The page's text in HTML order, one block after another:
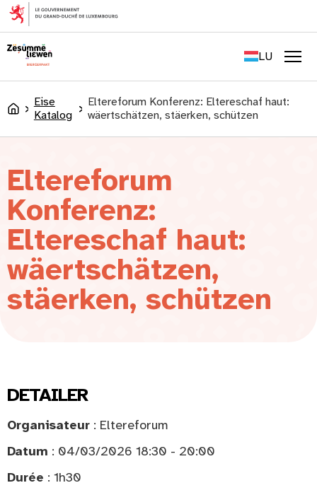
content
LU
DE
Accueil
Eise
Katalog
Eltereforum Konferenz: Eltereschaf haut:
wäertschätzen, stäerken, schützen
Eltereforum
Konferenz:
Eltereschaf haut:
wäertschätzen,
stäerken, schützen
DETAILER
Organisateur : Eltereforum
Datum : 04/03/2026 18:30 - 20:00
Durée : 1h30